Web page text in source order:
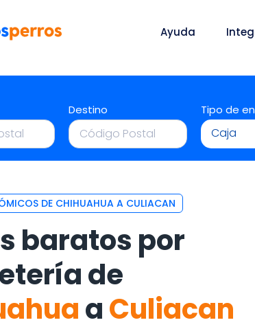
Ayuda
Destino Tipo de
Caja
DE CHIHUAHUA A CULIACAN
baratos por
de
aCuliacan